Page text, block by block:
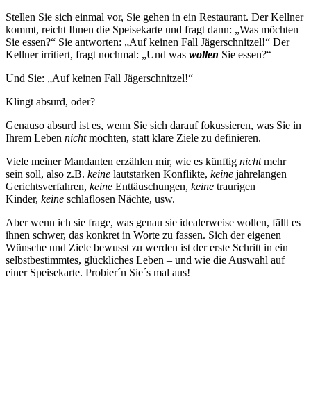
Stellen Sie sich einmal vor, Sie gehen in ein Restaurant. Der Kellner
kommt, reicht Ihnen die Speisekarte und fragt dann: „Was möchten
Sie essen?“ Sie antworten: „Auf keinen Fall Jägerschnitzel!“ Der
Kellner irritiert, fragt nochmal: „Und was wollen Sie essen?“
Und Sie: „Auf keinen Fall Jägerschnitzel!“
Klingt absurd, oder?
Genauso absurd ist es, wenn Sie sich darauf fokussieren, was Sie in
Ihrem Leben nichtmöchten, statt klare Ziele zu definieren.
Viele meiner Mandanten erzählen mir, wie es künftig nichtmehr
sein soll, also z.B. keine lautstarken Konflikte, keine jahrelangen
Gerichtsverfahren, keine Enttäuschungen, keine traurigen
Kinder, keine schlaflosen Nächte, usw.
Aber wenn ich sie frage, was genau sie idealerweise wollen, fällt es
ihnen schwer, das konkret in Worte zu fassen. Sich der eigenen
Wünsche und Ziele bewusst zu werden ist der erste Schritt in ein
selbstbestimmtes, glückliches Leben – und wie die Auswahl auf
einer Speisekarte. Probier´n Sie´s mal aus!